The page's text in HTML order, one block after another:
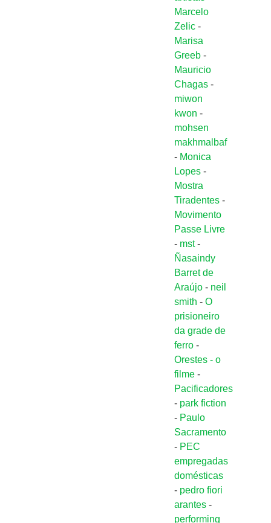
Marcelo
Zelic -
Marisa
Greeb -
Mauricio
Chagas -
miwon
kwon -
mohsen
makhmalbaf
- Monica
Lopes -
Mostra
Tiradentes -
Movimento
Passe Livre
- mst-
Ñasaindy
Barret de
Araújo - neil
smith -O
prisioneiro
da grade de
ferro -
Orestes - o
filme -
Pacificadores
- park fiction
- Paulo
Sacramento
- PEC
empregadas
domésticas
- pedro fiori
arantes -
performing